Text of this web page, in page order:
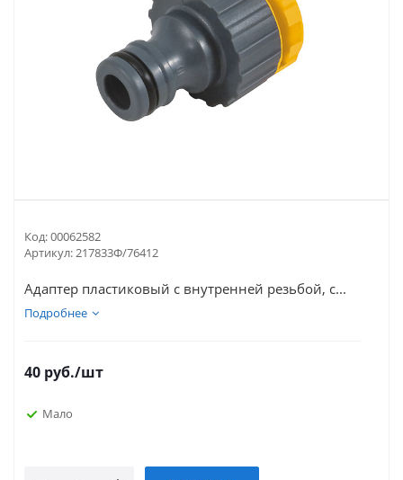
Код:00062582
Артикул:217833Ф/76412
Адаптер пластиковый с внутренней резьбой, с...
Подробнее
40 руб./шт
Мало